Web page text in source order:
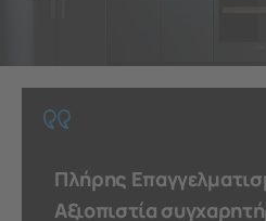
Πλήρης
Αξιοπιστία